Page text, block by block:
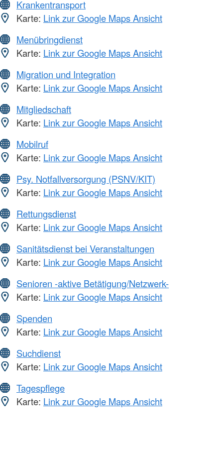
Krankentransport
Karte: Link zur Google Maps Ansicht
Menübringdienst
Karte: Link zur Google Maps Ansicht
Migration und Integration
Karte: Link zur Google Maps Ansicht
Mitgliedschaft
Karte: Link zur Google Maps Ansicht
Mobilruf
Karte: Link zur Google Maps Ansicht
Psy. Notfallversorgung (PSNV/KIT)
Karte: Link zur Google Maps Ansicht
Rettungsdienst
Karte: Link zur Google Maps Ansicht
Sanitätsdienst bei Veranstaltungen
Karte: Link zur Google Maps Ansicht
Senioren -aktive Betätigung/Netzwerk-
Karte: Link zur Google Maps Ansicht
Spenden
Karte: Link zur Google Maps Ansicht
Suchdienst
Karte: Link zur Google Maps Ansicht
Tagespflege
Karte: Link zur Google Maps Ansicht